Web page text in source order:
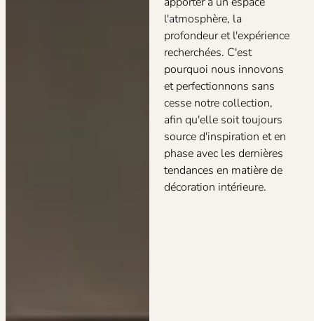
l'atmosphère, la
profondeur et l'expérience
recherchées. C'est
pourquoi nous innovons
et perfectionnons sans
cesse notre collection,
afin qu'elle soit toujours
source d'inspiration et en
phase avec les dernières
tendances en matière de
décoration intérieure.